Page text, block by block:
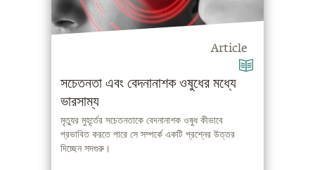
Article
সচেতনতা এবং বেদনানাশক ওষুধের মধ্যে
ভারসাম্য
মৃত্যুর মুহূর্তের সচেতনতাকে বেদনানাশক ওষুধ কীভাবে
প্রভাবিত করতে পারে সে সম্পর্কে একটি প্রশ্নের উত্তর
দিচ্ছেন সদগুরু।